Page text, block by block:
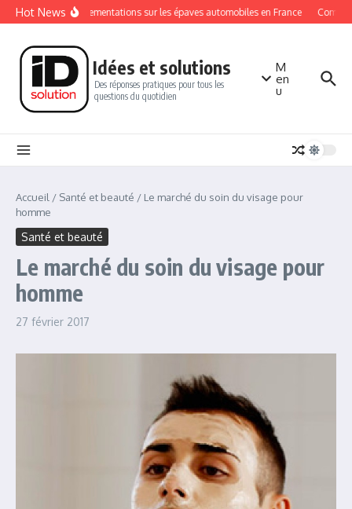
Aller au contenu
Hot NewsLes réglementations sur les épaves automobiles en France
Idées et solutions
Des réponses pratiques pour tous les
questions du quotidien
M
en
u
Accueil / Santé et beauté / Le marché du soin du visage pour
homme
Santé et beauté
Le marché du soin du visage pour
homme
27 février 2017